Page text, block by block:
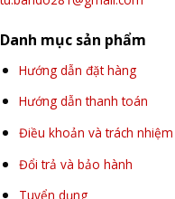
Danh mục sản phẩm
Hướng dẫn đặt hàng
Hướng dẫn thanh toán
Điều khoản và trách nhiệm
Đổi trả và bảo hành
Tuyển dụng